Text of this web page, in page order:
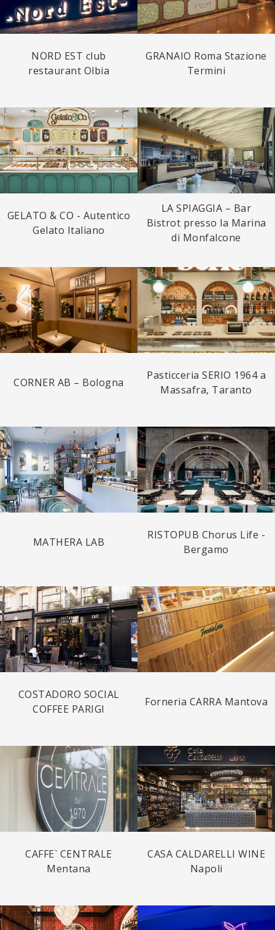
NORD EST club
restaurant Olbia
GRANAIO Roma Stazione
Termini
GELATO & CO - Autentico
Gelato Italiano
LA SPIAGGIA – Bar
Bistrot presso la Marina
di Monfalcone
CORNER AB – Bologna
Pasticceria SERIO 1964 a
Massafra, Taranto
MATHERA LAB
RISTOPUB Chorus Life -
Bergamo
COSTADORO SOCIAL
COFFEE PARIGI
Forneria CARRA Mantova
CAFFE` CENTRALE
Mentana
CASA CALDARELLI WINE
Napoli